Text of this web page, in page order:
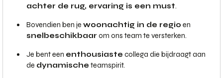
achter de rug, ervaring is een must.
Bovendien ben je woonachtig in de regio en
snelbeschikbaar om ons team te versterken.
Je bent een enthousiaste collega die bijdraagt aan
de dynamische teamspirit.